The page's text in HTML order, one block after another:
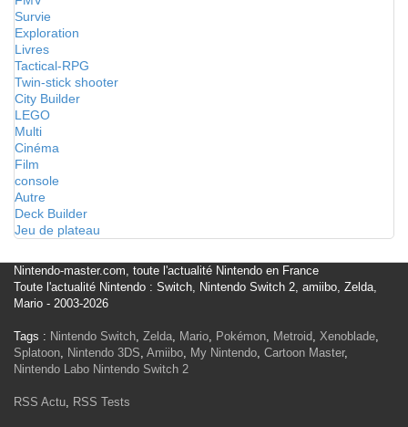
Survie
Exploration
Livres
Tactical-RPG
Twin-stick shooter
City Builder
LEGO
Multi
Cinéma
Film
console
Autre
Deck Builder
Jeu de plateau
Nintendo-master.com, toute l'actualité Nintendo en France
Toute l'actualité Nintendo : Switch, Nintendo Switch 2, amiibo, Zelda,
Mario - 2003-2026
Tags : Nintendo Switch, Zelda, Mario, Pokémon, Metroid, Xenoblade,
Splatoon, Nintendo 3DS, Amiibo, My Nintendo, Cartoon Master,
Nintendo Labo Nintendo Switch 2
RSS Actu, RSS Tests